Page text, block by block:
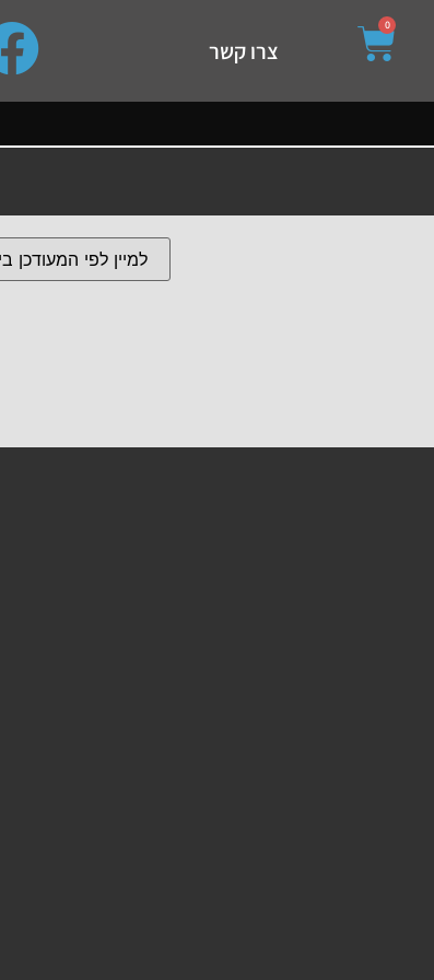
and enter to go to the desired page. Touch
0
צרו קשר